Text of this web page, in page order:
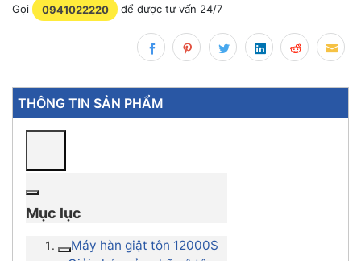
Gọi 0941022220 để được tư vấn 24/7
THÔNG TIN SẢN PHẨM
Mục lục
Máy hàn giật tôn 12000S